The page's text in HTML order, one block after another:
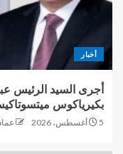
أخبار
أجرى السيد الرئيس
بكيرياكوس
5 أغسطس، 2026